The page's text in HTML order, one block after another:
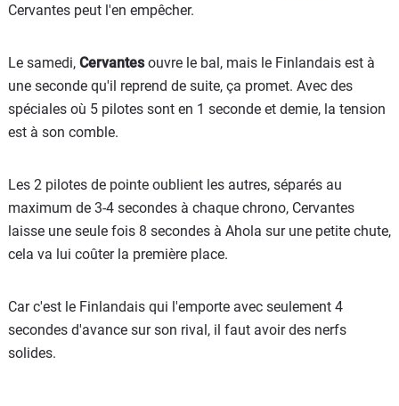
Cervantes peut l'en empêcher.
Le samedi, Cervantesouvre le bal, mais le Finlandais est à
une seconde qu'il reprend de suite, ça promet. Avec des
spéciales où 5 pilotes sont en 1 seconde et demie, la tension
est à son comble.
Les 2 pilotes de pointe oublient les autres, séparés au
maximum de 3-4 secondes à chaque chrono, Cervantes
laisse une seule fois 8 secondes à Ahola sur une petite chute,
cela va lui coûter la première place.
Car c'est le Finlandais qui l'emporte avec seulement 4
secondes d'avance sur son rival, il faut avoir des nerfs
solides.